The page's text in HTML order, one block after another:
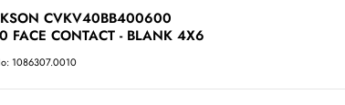
CVKV40BB400600
FACE CONTACT - BLANK 4X6
1086307.0010